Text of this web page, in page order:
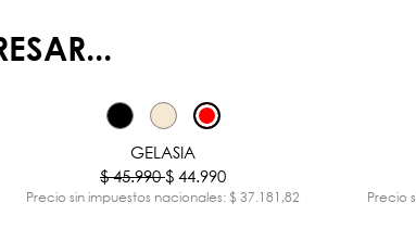
GELASIA
$ 45.990$ 44.990
Precio sin impuestos nacionales: $ 37.181,82 Precio